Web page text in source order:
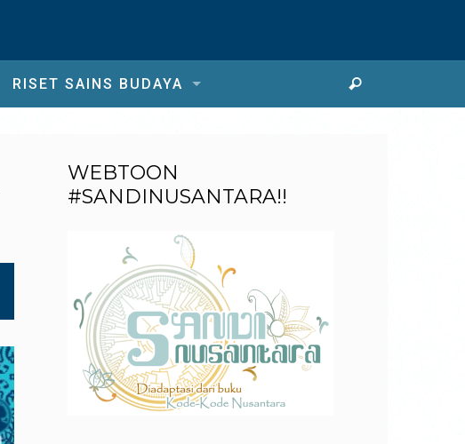
RISET SAINS BUDAYA
WEBTOON
#SANDINUSANTARA!!